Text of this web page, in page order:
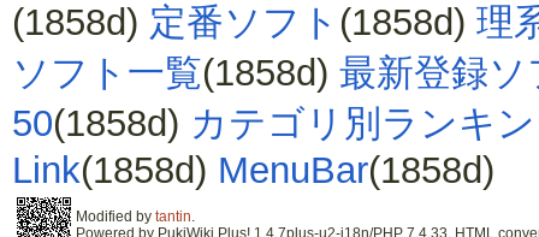
(1858d) 定番ソフト (1858d) 理
ソフト一覧(1858d) 最新登録ソ
50(1858d) カテゴリ別ランキ
Link(1858d) MenuBar(1858d)
Modified by tantin.
Powered by PukiWiki Plus! 1.4.7plus-u2-i18n/PHP 7.4.33. HTML